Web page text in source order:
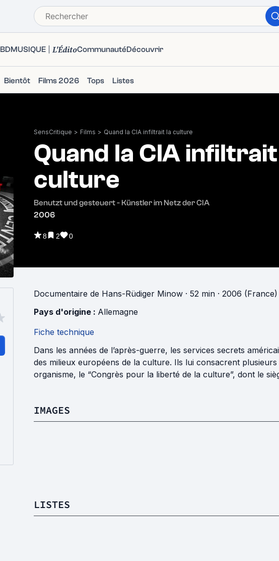
BDMUSIQUE L'ÉditoCommunautéDécouvrir
Bientôt Films 2026 Tops Listes
SensCritique > Films > Quand la CIA infiltrait la culture
Quand la CIA
culture
Benutzt und gesteuert - Künstler im Netz der CIA
2006
8 2 0
Documentaire de Hans-Rüdiger Minow · 52 min · 2006 (France)
Pays d'origine : Allemagne
Fiche technique
Dans les années de l’après-guerre, les services secrets
des milieux européens de la culture. Ils lui consacrent
organisme, le “Congrès pour la liberté de la culture”, dont le
IMAGES
LISTES